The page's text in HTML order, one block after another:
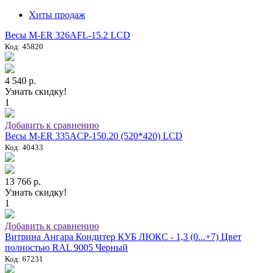
Хиты продаж
Весы M-ER 326AFL-15.2 LCD
Код: 45820
4 540 р.
Узнать скидку!
1
Добавить к сравнению
Весы M-ER 335ACP-150.20 (520*420) LCD
Код: 40433
13 766 р.
Узнать скидку!
1
Добавить к сравнению
Витрина Ангара Кондитер КУБ ЛЮКС - 1,3 (0...+7) Цвет
полностью RAL 9005 Черный
Код: 67231